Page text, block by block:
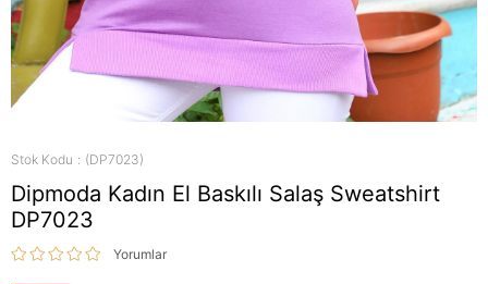
Stok Kodu (DP7023)
Dipmoda Kadın El Baskılı Salaş Sweatshirt
DP7023
Yorumlar